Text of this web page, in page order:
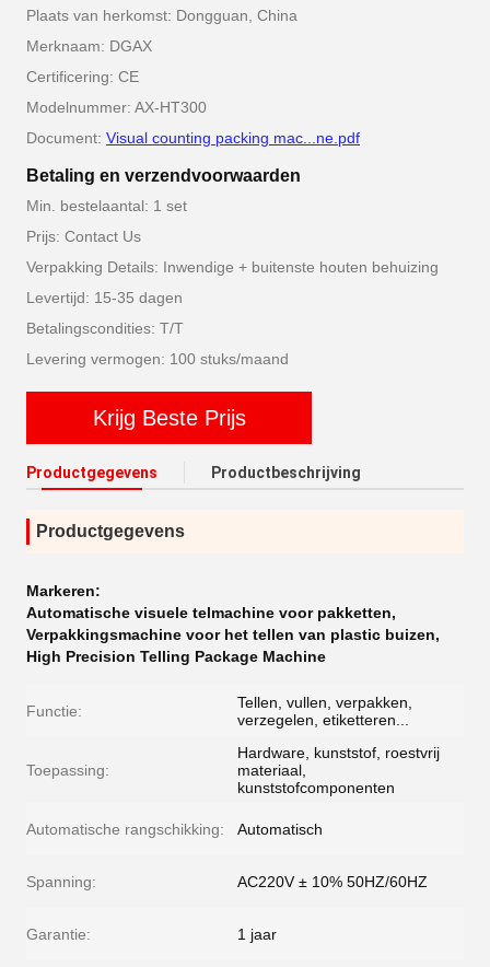
Plaats van herkomst: Dongguan, China
Merknaam: DGAX
Certificering: CE
Modelnummer: AX-HT300
Document: Visual counting packing mac...ne.pdf
Betaling en verzendvoorwaarden
Min. bestelaantal: 1 set
Prijs: Contact Us
Verpakking Details: Inwendige + buitenste houten behuizing
Levertijd: 15-35 dagen
Betalingscondities: T/T
Levering vermogen: 100 stuks/maand
Krijg Beste Prijs
Productgegevens Productbeschrijving
Productgegevens
Markeren:
Automatische visuele telmachine voor pakketten,
Verpakkingsmachine voor het tellen van plastic buizen,
High Precision Telling Package Machine
Functie:
Tellen, vullen, verpakken,
verzegelen, etiketteren...
Toepassing:
Hardware, kunststof, roestvrij
materiaal,
kunststofcomponenten
Automatische rangschikking: Automatisch
Spanning: AC220V ± 10% 50HZ/60HZ
Garantie: 1 jaar